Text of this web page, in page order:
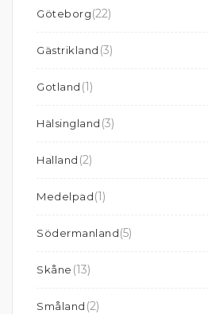
Göteborg(22)
Gästrikland (3)
Gotland (1)
Hälsingland (3)
Halland (2)
Medelpad(1)
Södermanland(5)
Skåne (13)
Småland (2)